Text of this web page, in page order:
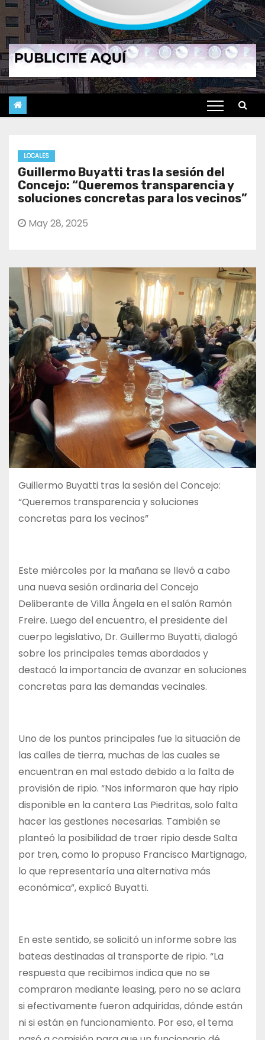
LOCALES
Guillermo Buyatti tras la sesión del
Concejo: “Queremos transparencia y
soluciones concretas para los vecinos”
May 28, 2025
Guillermo Buyatti tras la sesión del Concejo:
“Queremos transparencia y soluciones
concretas para los vecinos”
Este miércoles por la mañana se llevó a cabo
una nueva sesión ordinaria del Concejo
Deliberante de Villa Ángela en el salón Ramón
Freire. Luego del encuentro, el presidente del
cuerpo legislativo, Dr. Guillermo Buyatti, dialogó
sobre los principales temas abordados y
destacó la importancia de avanzar en soluciones
concretas para las demandas vecinales.
Uno de los puntos principales fue la situación de
las calles de tierra, muchas de las cuales se
encuentran en mal estado debido a la falta de
provisión de ripio. “Nos informaron que hay ripio
disponible en la cantera Las Piedritas, solo falta
hacer las gestiones necesarias. También se
planteó la posibilidad de traer ripio desde Salta
por tren, como lo propuso Francisco Martignago,
lo que representaría una alternativa más
económica”, explicó Buyatti.
En este sentido, se solicitó un informe sobre las
bateas destinadas al transporte de ripio. “La
respuesta que recibimos indica que no se
compraron mediante leasing, pero no se aclara
si efectivamente fueron adquiridas, dónde están
ni si están en funcionamiento. Por eso, el tema